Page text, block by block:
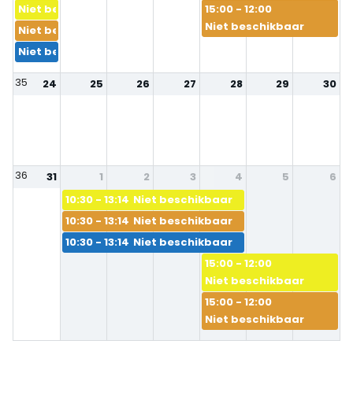
Niet beschikbaar
Niet beschikbaar
Niet beschikbaar
15:00 - 12:00
Niet beschikbaar
35 24 25 26 27 28 29 30
36 31
1
10:30 - 13:14 Niet beschikbaar
10:30 - 13:14 Niet beschikbaar
10:30 - 13:14 Niet beschikbaar
2 3 4
15:00 - 12:00
Niet beschikbaar
15:00 - 12:00
Niet beschikbaar
5 6